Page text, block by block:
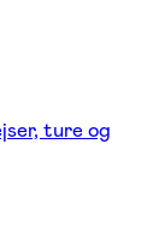
ture og